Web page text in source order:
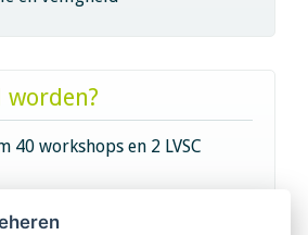
40 workshops en 2 LVSC